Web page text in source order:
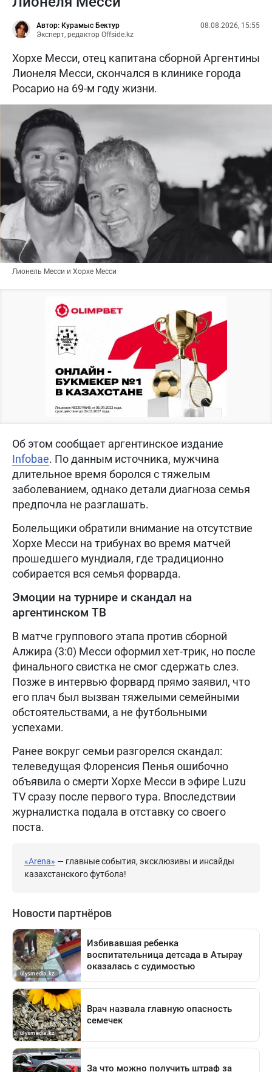
Автор: Курамыс Бектур
Эксперт, редактор Offside.kz
08.08.2026, 15:55
Хорхе Месси, отец капитана сборной Аргентины
Лионеля Месси, скончался в клинике города
Росарио на 69-м году жизни.
Лионель Месси и Хорхе Месси
Об этом сообщает аргентинское издание
Infobae. По данным источника, мужчина
длительное время боролся с тяжелым
заболеванием, однако детали диагноза семья
предпочла не разглашать.
Болельщики обратили внимание на отсутствие
Хорхе Месси на трибунах во время матчей
прошедшего мундиаля, где традиционно
собирается вся семья форварда.
Эмоции на турнире и скандал на
аргентинском ТВ
В матче группового этапа против сборной
Алжира (3:0) Месси оформил хет-трик, но после
финального свистка не смог сдержать слез.
Позже в интервью форвард прямо заявил, что
его плач был вызван тяжелыми семейными
обстоятельствами, а не футбольными
успехами.
Ранее вокруг семьи разгорелся скандал:
телеведущая Флоренсия Пенья ошибочно
объявила о смерти Хорхе Месси в эфире Luzu
TV сразу после первого тура. Впоследствии
журналистка подала в отставку со своего
поста.
«Arena» — главные события, эксклюзивы и инсайды
казахстанского футбола!